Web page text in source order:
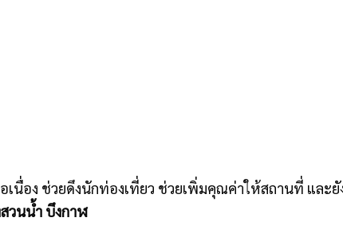
เนื่อง ช่วยดึงนักท่องเที่ยว ช่วยเพิ่มคุณค่าให้สถานที่ และยั
วนน้ำ บึงกาฬ